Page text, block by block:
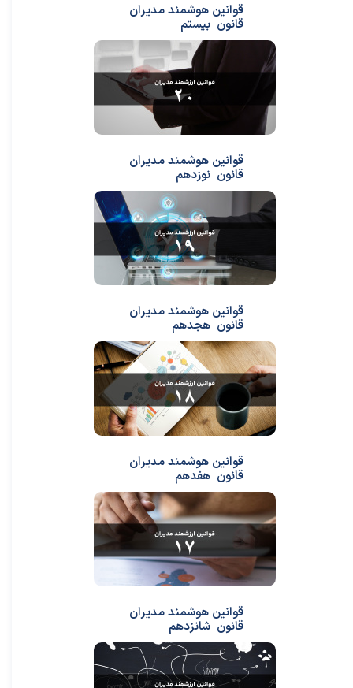
قوانین هوشمند مدیران
قانون بیستم
قوانین هوشمند مدیران
قانون نوزدهم
قوانین هوشمند مدیران
قانون هجدهم
قوانین هوشمند مدیران
قانون هفدهم
قوانین هوشمند مدیران
قانون شانزدهم